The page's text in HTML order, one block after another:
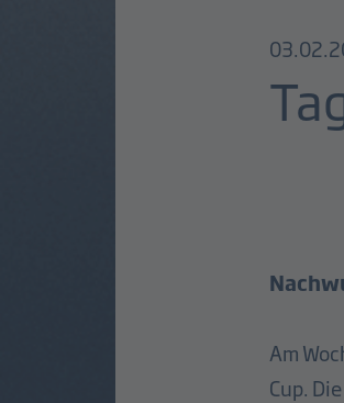
Am
Cup.